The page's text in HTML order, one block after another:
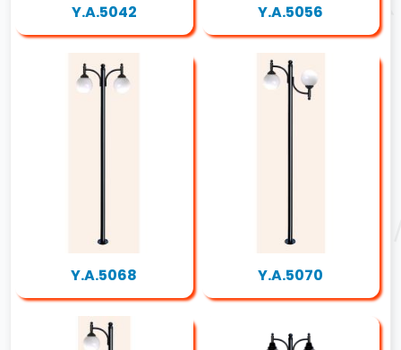
Y.A.5042 Y.A.5056
Y.A.5068 Y.A.5070